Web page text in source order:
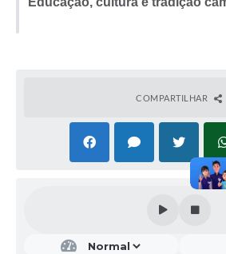
COMPARTILHAR